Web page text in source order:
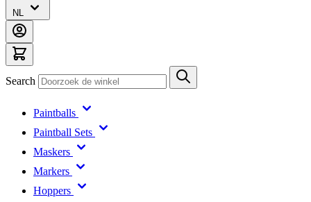
NL
Search
Paintballs
Paintball Sets
Maskers
Markers
Hoppers